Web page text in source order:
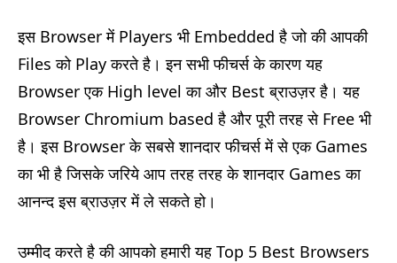
इस Browser में Players भी Embedded है जो की आपकी
Files को Play करते है। इन सभी फीचर्स के कारण यह
Browser एक High level का और Best ब्राउज़र है। यह
Browser Chromium based है और पूरी तरह से Free भी
है। इस Browser के सबसे शानदार फीचर्स में से एक Games
का भी है जिसके जरिये आप तरह तरह के शानदार Games का
आनन्द इस ब्राउज़र में ले सकते हो।
उम्मीद करते है की आपको हमारी यह Top 5 Best Browsers